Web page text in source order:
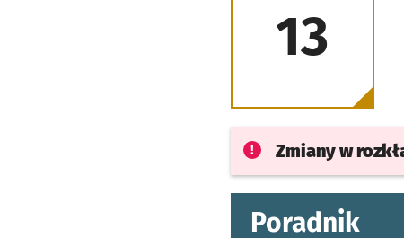
13
Zmiany w
Poradnik